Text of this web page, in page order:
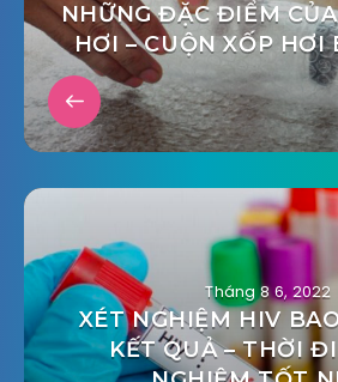
NHỮNG ĐẶC ĐIỂM
HƠI – CUỘN XỐP HƠI
Tháng 8 6, 2022
XÉT NGHIỆM HIV
KẾT QUẢ – THỜI